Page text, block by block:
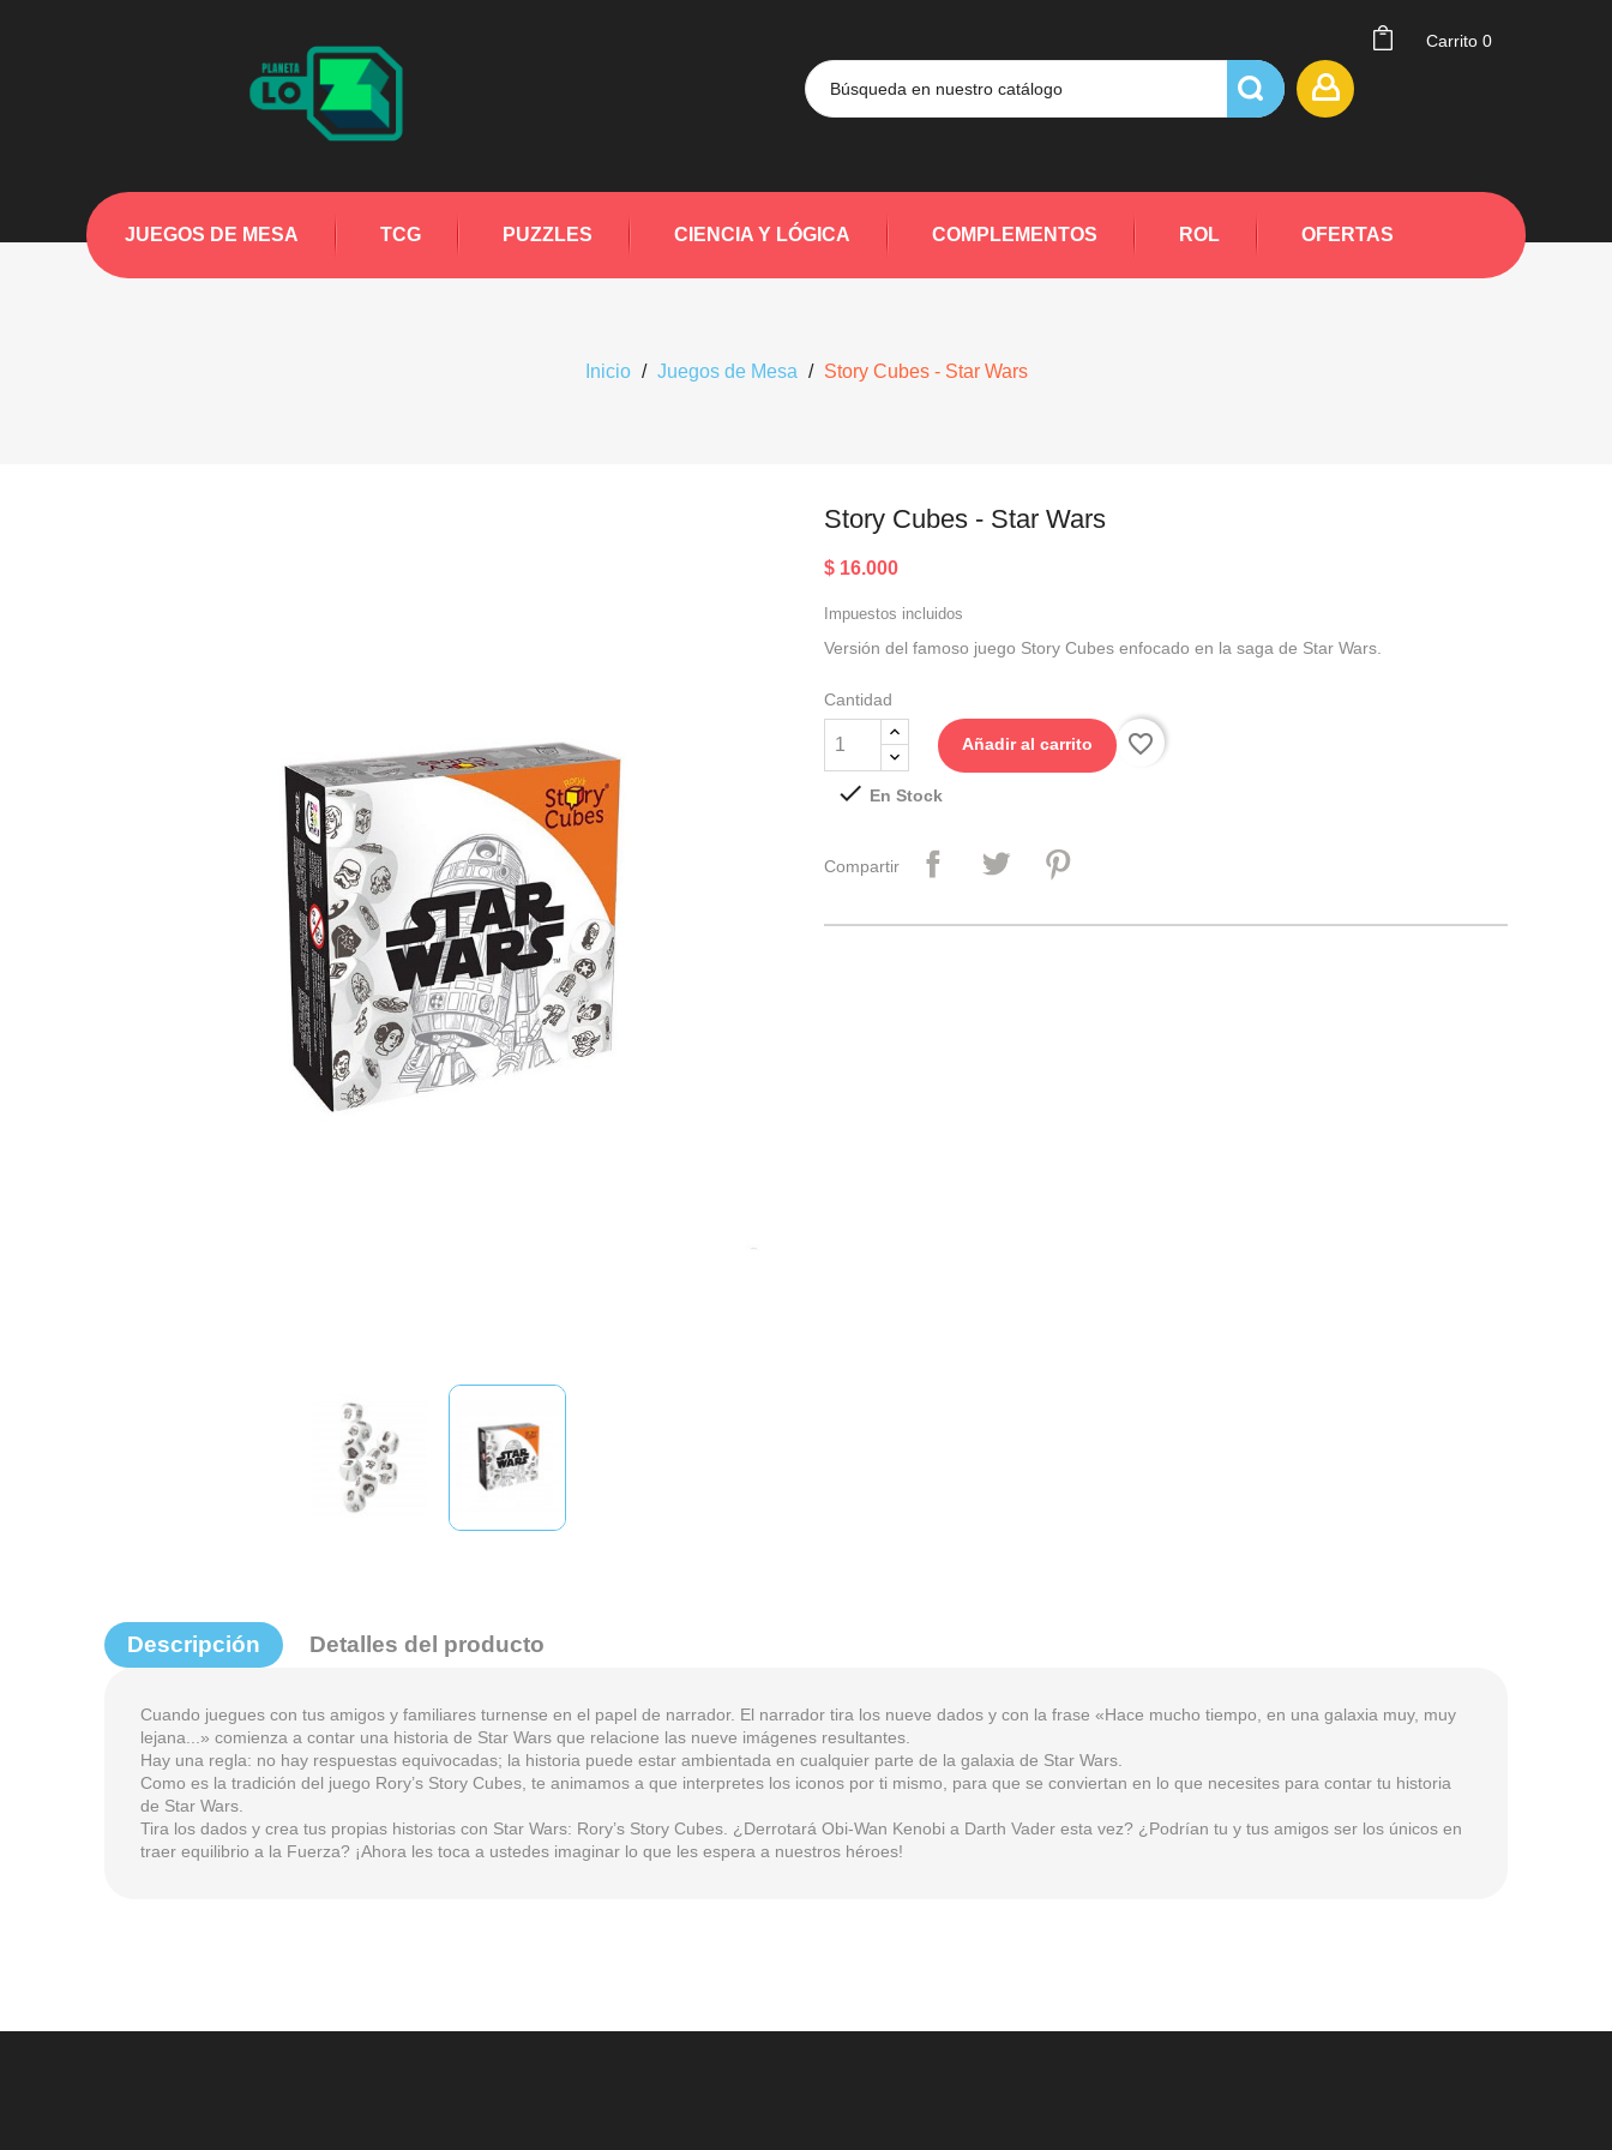
Carrito 0
JUEGOS DE MESA TCG PUZZLES CIENCIA Y LÓGICA COMPLEMENTOS ROL OFERTAS
Inicio Juegos de Mesa Story Cubes - Star Wars
Story Cubes - Star Wars
$ 16.000
Impuestos incluidos
Versión del famoso juego Story Cubes enfocado en la saga de Star Wars.
Cantidad
Añadir al carrito
favorite_border
 En Stock
Compartir
Descripción Detalles del producto
Cuando juegues con tus amigos y familiares turnense en el papel de narrador. El narrador tira los nueve dados y con la frase «Hace mucho tiempo, en una galaxia muy, muy
lejana...» comienza a contar una historia de Star Wars que relacione las nueve imágenes resultantes.
Hay una regla: no hay respuestas equivocadas; la historia puede estar ambientada en cualquier parte de la galaxia de Star Wars.
Como es la tradición del juego Rory’s Story Cubes, te animamos a que interpretes los iconos por ti mismo, para que se conviertan en lo que necesites para contar tu historia
de Star Wars.
Tira los dados y crea tus propias historias con Star Wars: Rory’s Story Cubes. ¿Derrotará Obi-Wan Kenobi a Darth Vader esta vez? ¿Podrían tu y tus amigos ser los únicos en
traer equilibrio a la Fuerza? ¡Ahora les toca a ustedes imaginar lo que les espera a nuestros héroes!